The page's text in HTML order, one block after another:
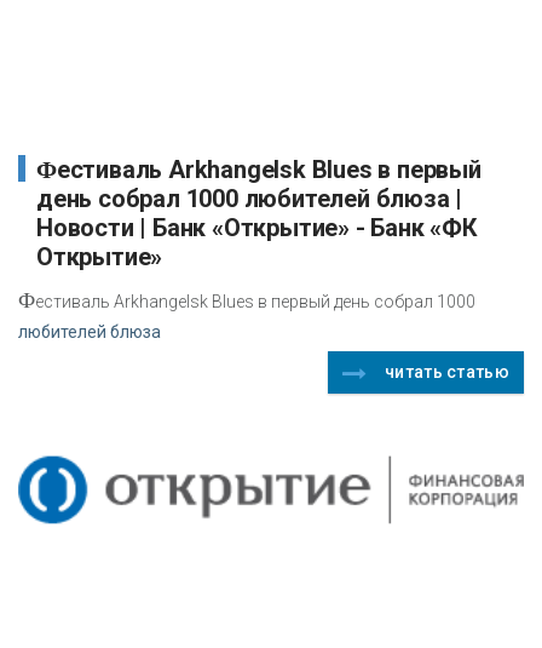
Фестиваль Arkhangelsk Blues в первый
день собрал 1000 любителей блюза |
Новости | Банк «Открытие» - Банк «ФК
Открытие»
Фестиваль Arkhangelsk Blues в первый день собрал 1000
любителей блюза
читать статью